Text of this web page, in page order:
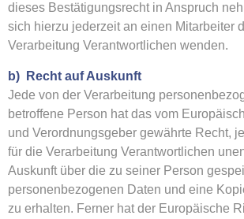
dieses Bestätigungsrecht in Anspruch
sich hierzu jederzeit an einen Mitarbeiter
Verarbeitung Verantwortlichen wenden.
b) Recht auf Auskunft
Jede von der Verarbeitung
betroffene Person hat das vom
und Verordnungsgeber gewährte Recht,
für die Verarbeitung Verantwortlichen
Auskunft über die zu seiner Person
personenbezogenen Daten und eine
zu erhalten. Ferner hat der Europäische